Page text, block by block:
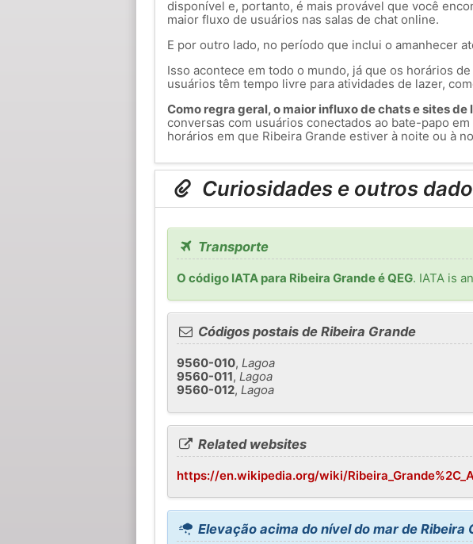
disponível e, portanto, é mais provável que você
maior fluxo de usuários nas salas de chat online.
E por outro lado, no período que inclui o amanhecer
Isso acontece em todo o mundo, já que os horários
usuários têm tempo livre para atividades de lazer,
Como regra geral, o maior influxo de chats e sites
conversas com usuários conectados ao bate-papo
horários em que Ribeira Grande estiver à noite ou à
Curiosidades e outros
Transporte
O código IATA para Ribeira Grande é QEG. IATA is
Códigos postais de Ribeira Grande
9560-010, Lagoa
9560-011, Lagoa
9560-012, Lagoa
Related websites
https://en.wikipedia.org/wiki/
Elevação acima do nível do mar de Ribeira